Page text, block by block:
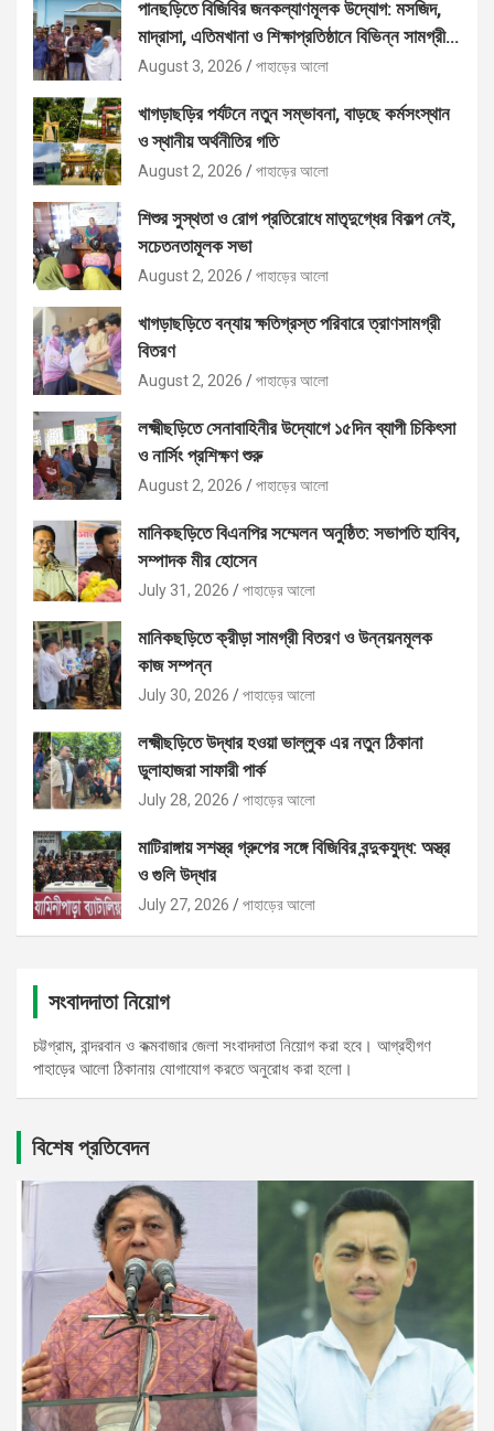
পানছড়িতে বিজিবির জনকল্যাণমূলক উদ্যোগ: মসজিদ,
মাদ্রাসা, এতিমখানা ও শিক্ষাপ্রতিষ্ঠানে বিভিন্ন সামগ্রী
বিতরণ
August 3, 2026 পাহাড়ের আলো
খাগড়াছড়ির পর্যটনে নতুন সম্ভাবনা, বাড়ছে কর্মসংস্থান
ও স্থানীয় অর্থনীতির গতি
August 2, 2026 পাহাড়ের আলো
শিশুর সুস্থতা ও রোগ প্রতিরোধে মাতৃদুগ্ধের বিকল্প নেই,
সচেতনতামূলক সভা
August 2, 2026 পাহাড়ের আলো
খাগড়াছড়িতে বন্যায় ক্ষতিগ্রস্ত পরিবারে ত্রাণসামগ্রী
বিতরণ
August 2, 2026 পাহাড়ের আলো
লক্ষ্মীছড়িতে সেনাবাহিনীর উদ্যোগে ১৫দিন ব্যাপী চিকিৎসা
ও নার্সিং প্রশিক্ষণ শুরু
August 2, 2026 পাহাড়ের আলো
মানিকছড়িতে বিএনপির সম্মেলন অনুষ্ঠিত: সভাপতি হাবিব,
সম্পাদক মীর হোসেন
July 31, 2026 পাহাড়ের আলো
মানিকছড়িতে ক্রীড়া সামগ্রী বিতরণ ও উন্নয়নমূলক
কাজ সম্পন্ন
July 30, 2026 পাহাড়ের আলো
লক্ষ্মীছড়িতে উদ্ধার হওয়া ভাল্লুক এর নতুন ঠিকানা
ডুলাহাজরা সাফারী পার্ক
July 28, 2026 পাহাড়ের আলো
মাটিরাঙ্গায় সশস্ত্র গ্রুপের সঙ্গে বিজিবির বন্দুকযুদ্ধ: অস্ত্র
ও গুলি উদ্ধার
July 27, 2026 পাহাড়ের আলো
সংবাদদাতা নিয়োগ
চট্টগ্রাম, বান্দরবান ও কক্মবাজার জেলা সংবাদদাতা নিয়োগ করা হবে। আগ্রহীগণ
পাহাড়ের আলো ঠিকানায় যোগাযোগ করতে অনুরোধ করা হলো।
বিশেষ প্রতিবেদন